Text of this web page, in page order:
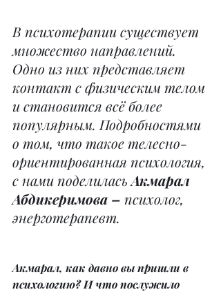
В психотерапии существует
множество направлений.
Одно из них представляет
контакт с физическим телом
и становится всё более
популярным. Подробностями
о том, что такое телесно-
ориентированная психология,
с нами поделилась Акмарал
Абдикеримова – психолог,
энерготерапевт.
Акмарал, как давно вы пришли в
психологию? И что послужило